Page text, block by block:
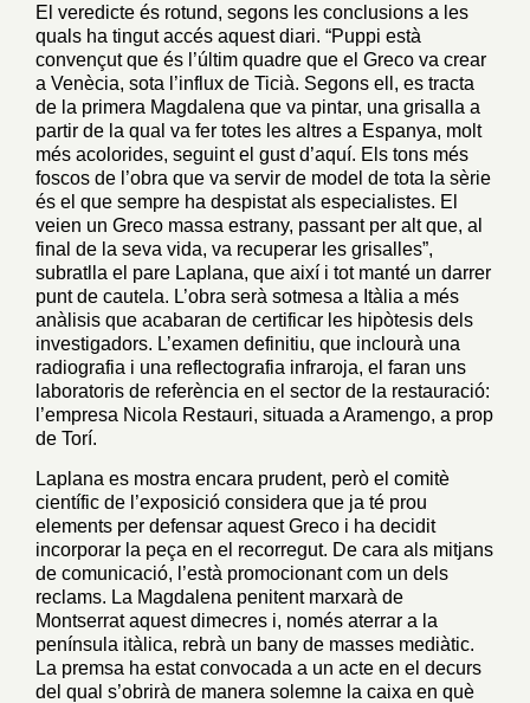
El veredicte és rotund, segons les conclusions a les
quals ha tingut accés aquest diari. “Puppi està
convençut que és l’últim quadre que el Greco va crear
a Venècia, sota l’influx de Ticià. Segons ell, es tracta
de la primera Magdalena que va pintar, una grisalla a
partir de la qual va fer totes les altres a Espanya, molt
més acolorides, seguint el gust d’aquí. Els tons més
foscos de l’obra que va servir de model de tota la sèrie
és el que sempre ha despistat als especialistes. El
veien un Greco massa estrany, passant per alt que, al
final de la seva vida, va recuperar les grisalles”,
subratlla el pare Laplana, que així i tot manté un darrer
punt de cautela. L’obra serà sotmesa a Itàlia a més
anàlisis que acabaran de certificar les hipòtesis dels
investigadors. L’examen definitiu, que inclourà una
radiografia i una reflectografia infraroja, el faran uns
laboratoris de referència en el sector de la restauració:
l’empresa Nicola Restauri, situada a Aramengo, a prop
de Torí.
Laplana es mostra encara prudent, però el comitè
científic de l’exposició considera que ja té prou
elements per defensar aquest Greco i ha decidit
incorporar la peça en el recorregut. De cara als mitjans
de comunicació, l’està promocionant com un dels
reclams. La Magdalena penitent marxarà de
Montserrat aquest dimecres i, només aterrar a la
península itàlica, rebrà un bany de masses mediàtic.
La premsa ha estat convocada a un acte en el decurs
del qual s’obrirà de manera solemne la caixa en què